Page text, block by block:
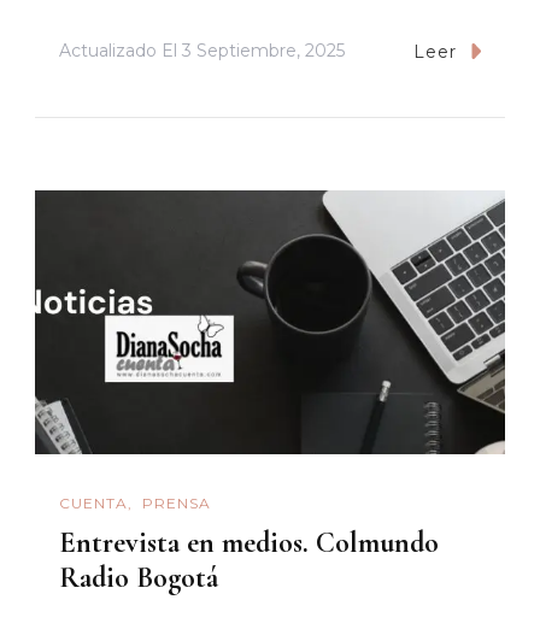
Actualizado El 3 Septiembre, 2025 Leer
CUENTA PRENSA
Entrevista en medios. Colmundo
Radio Bogotá